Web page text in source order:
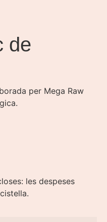
de
per Mega Raw
les despeses